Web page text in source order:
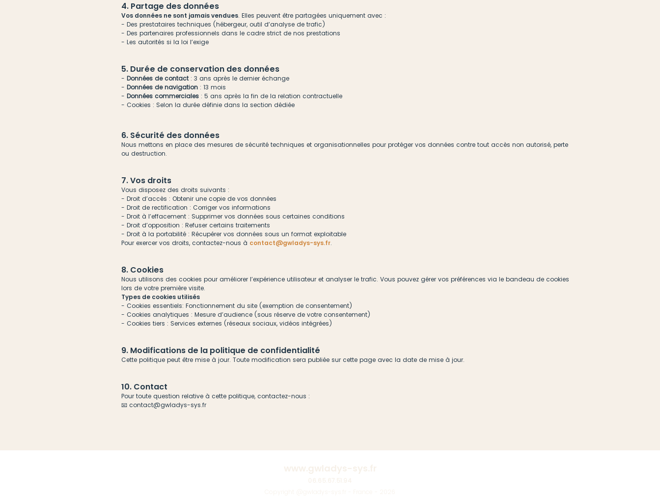
4. Partage des données
Vos données ne sont jamais vendues. Elles peuvent être partagées uniquement avec :
- Des prestataires techniques (hébergeur, outil d’analyse de trafic)
- Des partenaires professionnels dans le cadre strict de nos prestations
- Les autorités si la loi l’exige
5. Durée de conservation des données
- Données de contact: 3 ans après le dernier échange
- Données de navigation : 13 mois
- Données commerciales : 5 ans après la fin de la relation contractuelle
- Cookies : Selon la durée définie dans la section dédiée
6. Sécurité des données
Nous mettons en place des mesures de sécurité techniques et organisationnelles pour protéger vos données contre tout accès non autorisé, perte
ou destruction.
7. Vos droits
Vous disposez des droits suivants :
- Droit d’accès : Obtenir une copie de vos données
- Droit de rectification : Corriger vos informations
- Droit à l’effacement : Supprimer vos données sous certaines conditions
- Droit d’opposition : Refuser certains traitements
- Droit à la portabilité : Récupérer vos données sous un format exploitable
Pour exercer vos droits, contactez-nous à contact@gwladys-sys.fr.
8. Cookies
Nous utilisons des cookies pour améliorer l’expérience utilisateur et analyser le trafic. Vous pouvez gérer vos préférences via le bandeau de cookies
lors de votre première visite.
Types de cookies utilisés
- Cookies essentiels: Fonctionnement du site (exemption de consentement)
- Cookies analytiques : Mesure d’audience (sous réserve de votre consentement)
- Cookies tiers : Services externes (réseaux sociaux, vidéos intégrées)
9. Modifications de la politique de confidentialité
Cette politique peut être mise à jour. Toute modification sera publiée sur cette page avec la date de mise à jour.
10. Contact
Pour toute question relative à cette politique, contactez-nous :
📧 contact@gwladys-sys.fr